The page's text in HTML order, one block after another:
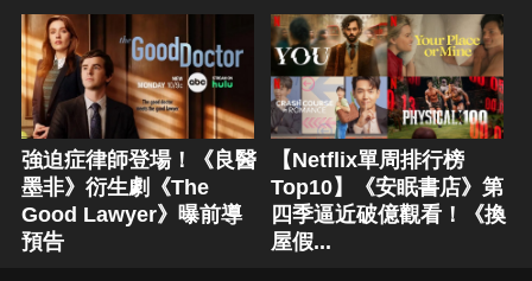
強迫症律師登場！《良醫
墨非》衍生劇《The
Good Lawyer》曝前導
預告
【Netflix單周排行榜
Top10】《安眠書店》第
四季逼近破億觀看！《換
屋假...